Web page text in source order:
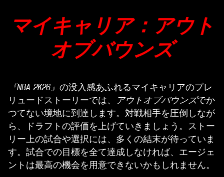
マイキャリア：アウト
オブバウンズ
『NBA 2K26』 の没入感あふれるマイキャリアのプレ
リュードストーリーでは、
アウトオブバウンズでか
つてない境地に到達します。対戦相手を圧倒しなが
ら、ドラフトの評価を上げていきましょう。ストー
リー上の試合や選択には、多くの結末が待っていま
す。試合での目標を全て達成しなければ、エージェ
ントは最高の機会を用意できないかもしれません。